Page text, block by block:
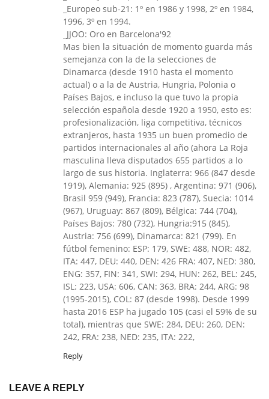
_Europeo sub-21: 1º en 1986 y 1998, 2º en 1984,
1996, 3º en 1994.
_JJOO: Oro en Barcelona'92
Mas bien la situación de momento guarda más
semejanza con la de la selecciones de
Dinamarca (desde 1910 hasta el momento
actual) o a la de Austria, Hungria, Polonia o
Países Bajos, e incluso la que tuvo la propia
selección española desde 1920 a 1950, esto es:
profesionalización, liga competitiva, técnicos
extranjeros, hasta 1935 un buen promedio de
partidos internacionales al año (ahora La Roja
masculina lleva disputados 655 partidos a lo
largo de sus historia. Inglaterra: 966 (847 desde
1919), Alemania: 925 (895) , Argentina: 971 (906),
Brasil 959 (949), Francia: 823 (787), Suecia: 1014
(967), Uruguay: 867 (809), Bélgica: 744 (704),
Países Bajos: 780 (732), Hungria:915 (845),
Austria: 756 (699), Dinamarca: 821 (799). En
fútbol femenino: ESP: 179, SWE: 488, NOR: 482,
ITA: 447, DEU: 440, DEN: 426 FRA: 407, NED: 380,
ENG: 357, FIN: 341, SWI: 294, HUN: 262, BEL: 245,
ISL: 223, USA: 606, CAN: 363, BRA: 244, ARG: 98
(1995-2015), COL: 87 (desde 1998). Desde 1999
hasta 2016 ESP ha jugado 105 (casi el 59% de su
total), mientras que SWE: 284, DEU: 260, DEN:
242, FRA: 238, NED: 235, ITA: 222,
Reply
LEAVE A REPLY